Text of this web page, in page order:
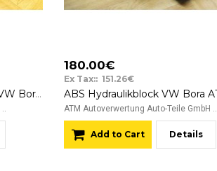
ABS Hydraulikblock CTA ESP VW Bora ATE 1J0614517C 10.0206-0039.4
180.00€
Ex Tax:: 151.26€
ATM Autoverwertung Auto-Teile GmbH ..
Add to Cart Details